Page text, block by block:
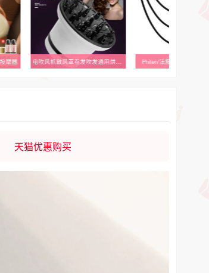
摩器 Phiten/法藤铝制镜面球颈
天猫优惠购买